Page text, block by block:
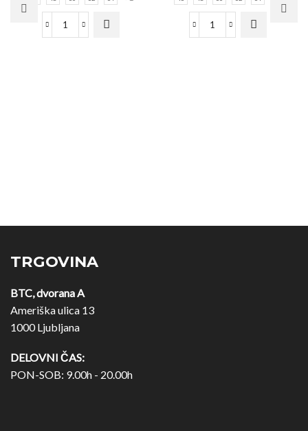
TRGOVINA
BTC, dvorana A
Ameriška ulica 13
1000 Ljubljana
DELOVNI ČAS:
PON-SOB: 9.00h - 20.00h